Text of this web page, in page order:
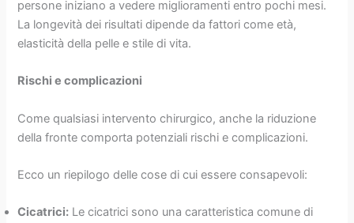
persone iniziano a vedere miglioramenti entro pochi mesi.
La longevità dei risultati dipende da fattori come età,
elasticità della pelle e stile di vita.
Rischi e complicazioni
Come qualsiasi intervento chirurgico, anche la riduzione
della fronte comporta potenziali rischi e complicazioni.
Ecco un riepilogo delle cose di cui essere consapevoli:
Cicatrici: Le cicatrici sono una caratteristica comune di